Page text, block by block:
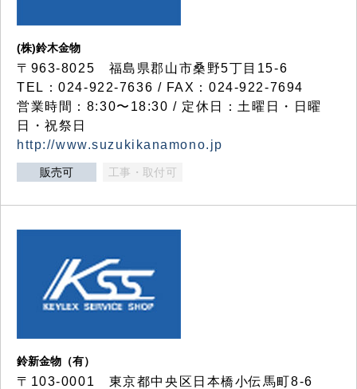
(株)鈴木金物
〒963-8025 福島県郡山市桑野5丁目15-6
TEL：024-922-7636 / FAX：024-922-7694
営業時間：8:30〜18:30 / 定休日：土曜日・日曜
日・祝祭日
http://www.suzukikanamono.jp
販売可 工事・取付可
鈴新金物（有）
〒103-0001 東京都中央区日本橋小伝馬町8-6